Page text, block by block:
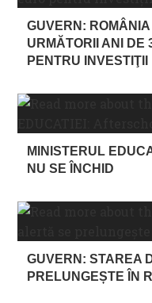
GUVERN:
URMĂTORII ANI DE
PENTRU INVESTIŢII
MINISTERUL
NU SE ÎNCHID
GUVERN: STAREA
PRELUNGEȘTE ÎN